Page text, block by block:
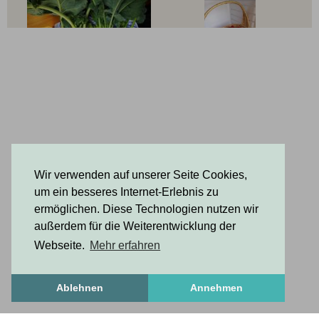
Wir verwenden auf unserer Seite Cookies,
um ein besseres Internet-Erlebnis zu
ermöglichen. Diese Technologien nutzen wir
außerdem für die Weiterentwicklung der
Webseite. Mehr erfahren
Ablehnen Annehmen